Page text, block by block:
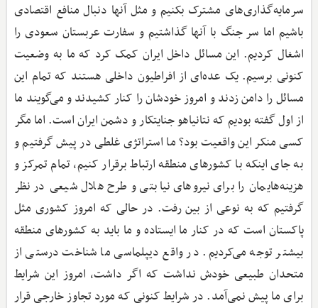
سرمایه‌گذاری‌های مشترک بکنیم و مثل آنها دنبال منافع اقتصادی
باشیم اما سر جنگ با آنها گذاشتیم و سفارت عربستان سعودی را
اشغال کردیم. این مسائل داخل ایران کمک کرد که ما به وضعیت
کنونی برسیم. یک عده‌ای از افراطیون داخلی هستند که تمام این
مسائل را دامن زدند و امروز خودشان را کنار کشیدند و می‌گویند ما
از اول گفته بودیم که نتانیاهو جنایتکار و دشمن ایران است. اما مگر
کسی منکر این واقعیت بود؟ ما استراتژی غلطی در پیش گرفتیم و
به جای اینکه با کشورهای منطقه ارتباط برقرار کنیم، تمام تمرکز و
هزینه‌هایمان را برای نیروهای نیابتی و طرح هلال شیعی در نظر
گرفتیم که به نوعی از بین رفت. در حالی که امروز کشوری مثل
پاکستان است که در کنار ما ایستاده و ما باید به کشورهای منطقه
بیشتر توجه می‌کردیم. در واقع دیپلماسی ما شناخت درستی از
متحدان طبیعی خودش نداشت که اگر داشت، امروز این شرایط
برای ما پیش نمی‌آمد. در شرایط کنونی که مورد تجاوز خارجی قرار